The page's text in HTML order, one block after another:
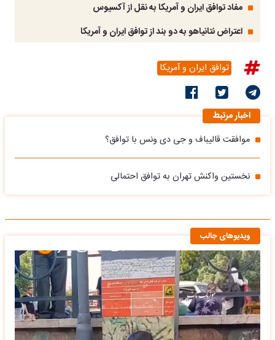
مفاد توافق ایران و آمریکا به نقل از آکسیوس
اعتراض نتانیاهو به دو بند از توافق ایران و آمریکا
توافق ایران و آمریکا
اخبار مرتبط
موافقت قالیباف و جی دی ونس با توافق؟
نخستین واکنش تهران به توافق احتمالی
ویدیوهای جالب